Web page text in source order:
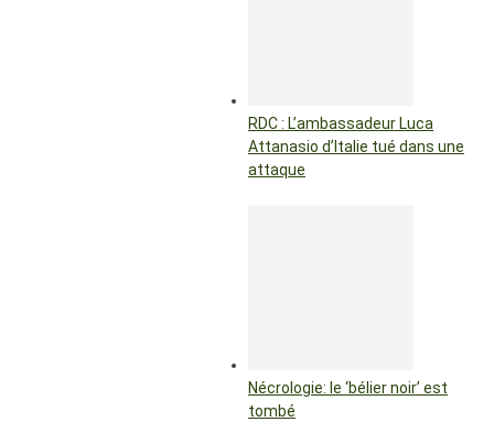
RDC : L’ambassadeur Luca
Attanasio d’Italie tué dans une
attaque
Nécrologie: le ‘bélier noir’ est
tombé